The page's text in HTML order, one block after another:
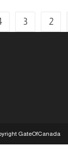
Copyright GateOfCanada